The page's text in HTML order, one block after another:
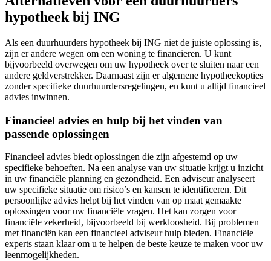
hypotheek bij ING
Als een duurhuurders hypotheek bij ING niet de juiste oplossing is,
zijn er andere wegen om een woning te financieren. U kunt
bijvoorbeeld overwegen om uw hypotheek over te sluiten naar een
andere geldverstrekker. Daarnaast zijn er algemene hypotheekopties
zonder specifieke duurhuurdersregelingen, en kunt u altijd financieel
advies inwinnen.
Financieel advies en hulp bij het vinden van
passende oplossingen
Financieel advies biedt oplossingen die zijn afgestemd op uw
specifieke behoeften. Na een analyse van uw situatie krijgt u inzicht
in uw financiële planning en gezondheid. Een adviseur analyseert
uw specifieke situatie om risico’s en kansen te identificeren. Dit
persoonlijke advies helpt bij het vinden van op maat gemaakte
oplossingen voor uw financiële vragen. Het kan zorgen voor
financiële zekerheid, bijvoorbeeld bij werkloosheid. Bij problemen
met financiën kan een financieel adviseur hulp bieden. Financiële
experts staan klaar om u te helpen de beste keuze te maken voor uw
leenmogelijkheden.